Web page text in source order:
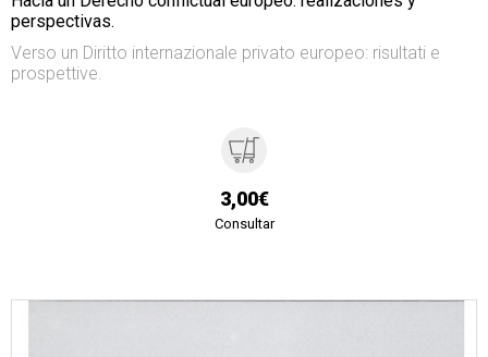
perspectivas.
Verso un Diritto internazionale privato europeo: risultati e
prospettive.
3,00€
Consultar